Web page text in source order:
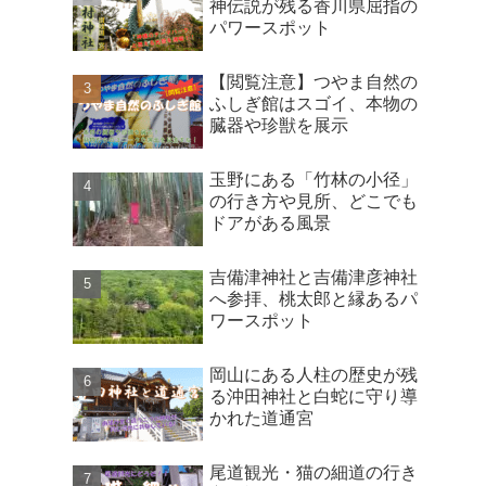
神伝説が残る香川県屈指の
パワースポット
【閲覧注意】つやま自然の
ふしぎ館はスゴイ、本物の
臓器や珍獣を展示
玉野にある「竹林の小径」
の行き方や見所、どこでも
ドアがある風景
吉備津神社と吉備津彦神社
へ参拝、桃太郎と縁あるパ
ワースポット
岡山にある人柱の歴史が残
る沖田神社と白蛇に守り導
かれた道通宮
尾道観光・猫の細道の行き